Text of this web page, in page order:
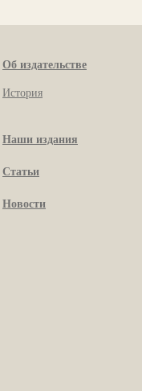
Об издательстве
История
Наши издания
Статьи
Новости